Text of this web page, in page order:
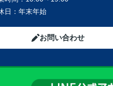
日： 年末年始
お問い合わせ